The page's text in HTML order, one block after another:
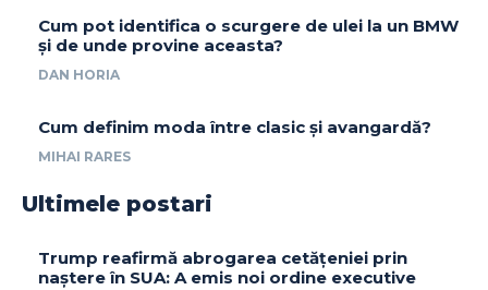
Cum pot identifica o scurgere de ulei la un BMW
și de unde provine aceasta?
DAN HORIA
Cum definim moda între clasic și avangardă?
MIHAI RARES
Ultimele postari
Trump reafirmă abrogarea cetățeniei prin
naștere în SUA: A emis noi ordine executive